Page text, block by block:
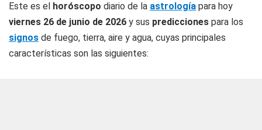
Este es el horóscopo diario de la astrología para hoy
viernes 26 de junio de 2026 y sus predicciones para los
signos de fuego, tierra, aire y agua, cuyas principales
características son las siguientes: